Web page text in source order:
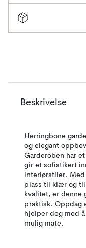
Beskrivelse
Herringbone
og elegant
Garderoben har
gir et sofistikert
interiørstiler. Med
plass til klær og
kvalitet, er denne
praktisk. Oppdag
hjelper deg med
mulig måte.